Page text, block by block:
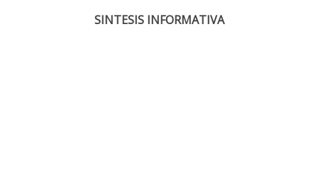
SINTESIS INFORMATIVA